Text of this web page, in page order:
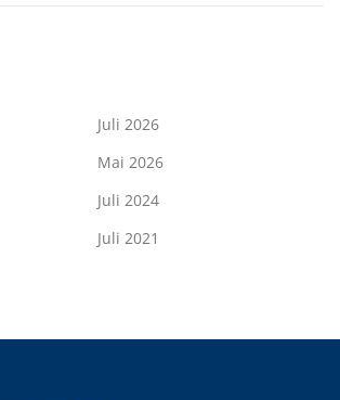
Juli 2026
Mai 2026
Juli 2024
Juli 2021